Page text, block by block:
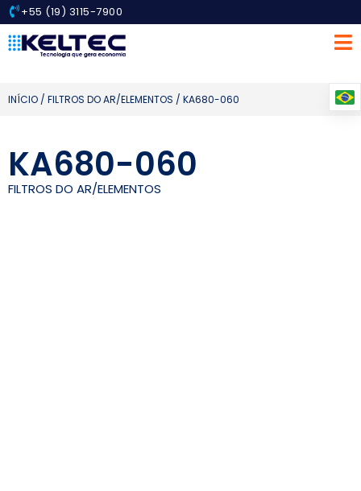
+55 (19) 3115-7900
INÍCIO / FILTROS DO AR/ELEMENTOS / KA680-060
KA680-060
FILTROS DO AR/ELEMENTOS